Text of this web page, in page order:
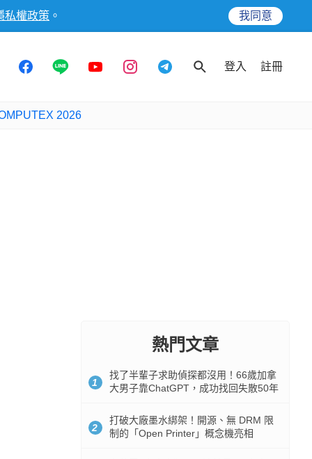
私權政策 。 我同意
登入 註冊
2026
熱門文章
1
找了半輩子求助偵探都沒用！66歲加拿
大男子靠ChatGPT，成功找回失散50年
2
打破大廠墨水綁架！開源、無 DRM 限
制的「Open Printer」概念機亮相